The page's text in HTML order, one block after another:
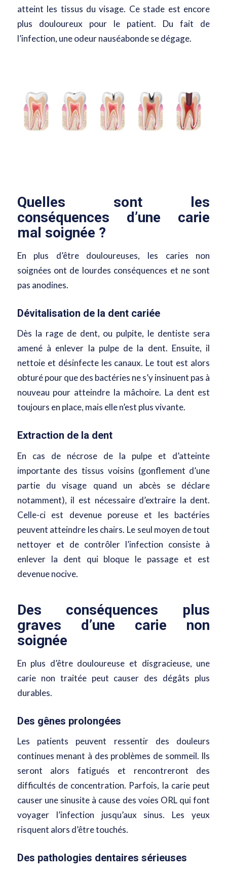
atteint les tissus du visage. Ce stade est encore
plus douloureux pour le patient. Du fait de
l’infection, une odeur nauséabonde se dégage.
Quelles sont les
conséquences d’une carie
mal soignée ?
En plus d’être douloureuses, les caries non
soignées ont de lourdes conséquences et ne sont
pas anodines.
Dévitalisation de la dent cariée
Dès la rage de dent, ou pulpite, le dentiste sera
amené à enlever la pulpe de la dent. Ensuite, il
nettoie et désinfecte les canaux. Le tout est alors
obturé pour que des bactéries ne s’y insinuent pas à
nouveau pour atteindre la mâchoire. La dent est
toujours en place, mais elle n’est plus vivante.
Extraction de la dent
En cas de nécrose de la pulpe et d’atteinte
importante des tissus voisins (gonflement d’une
partie du visage quand un abcès se déclare
notamment), il est nécessaire d’extraire la dent.
Celle-ci est devenue poreuse et les bactéries
peuvent atteindre les chairs. Le seul moyen de tout
nettoyer et de contrôler l’infection consiste à
enlever la dent qui bloque le passage et est
devenue nocive.
Des conséquences plus
graves d’une carie non
soignée
En plus d’être douloureuse et disgracieuse, une
carie non traitée peut causer des dégâts plus
durables.
Des gênes prolongées
Les patients peuvent ressentir des douleurs
continues menant à des problèmes de sommeil. Ils
seront alors fatigués et rencontreront des
difficultés de concentration. Parfois, la carie peut
causer une sinusite à cause des voies ORL qui font
voyager l’infection jusqu’aux sinus. Les yeux
risquent alors d’être touchés.
Des pathologies dentaires sérieuses